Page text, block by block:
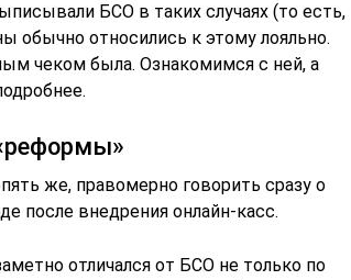
БСО в таких случаях (то есть,
относились к этому лояльно.
чеком была. Ознакомимся с ней, а
же, правомерно говорить сразу о
после внедрения онлайн-касс.
отличался от БСО не только по